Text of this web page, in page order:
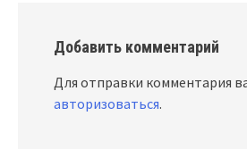
Добавить комментарий
Для отправки комментария
авторизоваться.